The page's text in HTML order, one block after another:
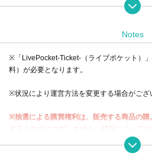
At Kitasenju store, in order
ore and as a safety
July 25th (Friday) – August
based admission system
[Period for the additional
stem with merchandise
Notes
※「LivePocket-Ticket-（ライブポケット）
料）が必要となります。
※状況により運営方法を変更する場合がござ
※抽選による購買権利は、販売する商品の
するものではございません。状況によって
※1回のお会計での購入制限を設けておりま